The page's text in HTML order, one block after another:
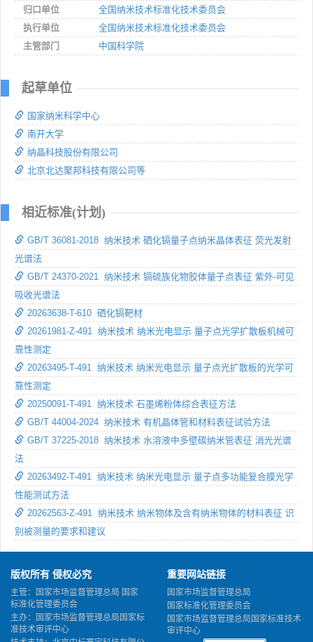
归口单位
全国纳米技术标准化技术委员会
执行单位
全国纳米技术标准化技术委员会
主管部门
中国科学院
起草单位
国家纳米科学中心
南开大学
纳晶科技股份有限公司
北京北达聚邦科技有限公司等
相近标准(计划)
GB/T 36081-2018 纳米技术 硒化镉量子点纳米晶体表征 荧光发射
光谱法
GB/T 24370-2021 纳米技术 镉硫族化物胶体量子点表征 紫外-可见
吸收光谱法
20263638-T-610 硒化镉靶材
20261981-Z-491 纳米技术 纳米光电显示 量子点光学扩散板机械可
靠性测定
20263495-T-491 纳米技术 纳米光电显示 量子点光扩散板的光学可
靠性测定
20250091-T-491 纳米技术 石墨烯粉体综合表征方法
GB/T 44004-2024 纳米技术 有机晶体管和材料表征试验方法
GB/T 37225-2018 纳米技术 水溶液中多壁碳纳米管表征 消光光谱
法
20263492-T-491 纳米技术 纳米光电显示 量子点多功能复合膜光学
性能测试方法
20262563-Z-491 纳米技术 纳米物体及含有纳米物体的材料表征 识
别被测量的要求和建议
版权所有 侵权必究
主管：国家市场监督管理总局 国家
标准化管理委员会
主办：国家市场监督管理总局国家标
准技术审评中心
重要网站链接
国家市场监督管理总局
国家标准化管理委员会
国家市场监督管理总局国家标准技术
审评中心